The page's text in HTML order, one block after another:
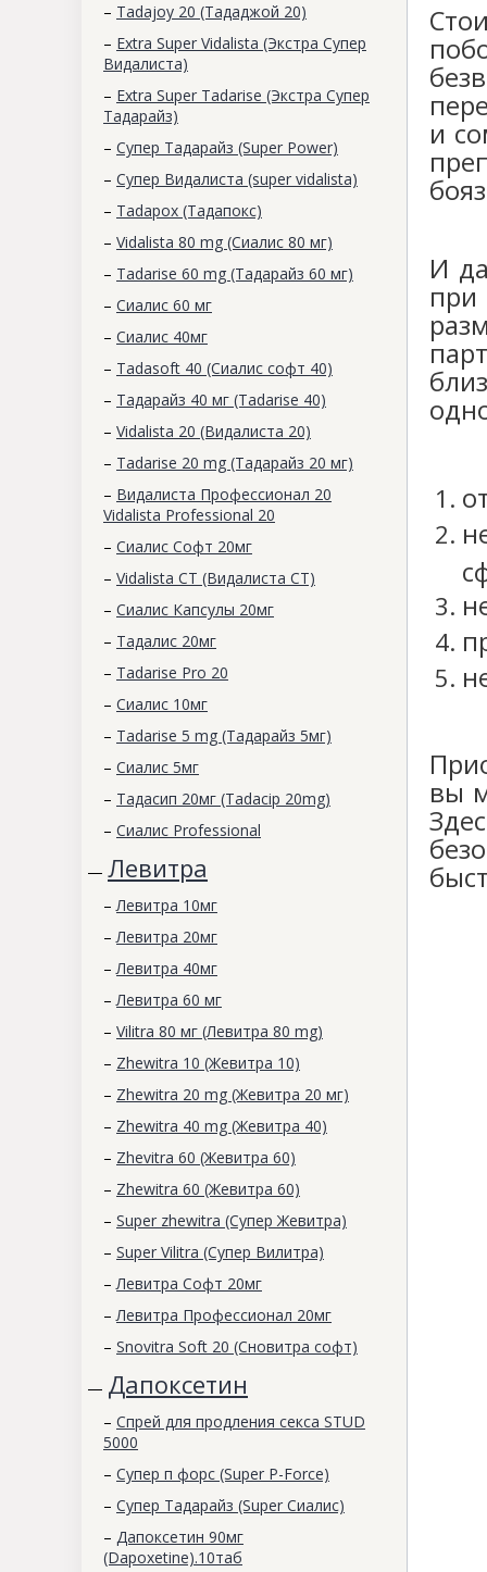
– Tadajoy 20 (Тададжой 20)
– Extra Super Vidalista (Экстра Супер
Видалиста)
– Extra Super Tadarise (Экстра Супер
Тадарайз)
– Супер Тадарайз (Super Power)
– Супер Видалиста (super vidalista)
– Tadapox (Тадапокс)
– Vidalista 80 mg (Сиалис 80 мг)
– Tadarise 60 mg (Тадарайз 60 мг)
– Сиалис 60 мг
– Cиалис 40мг
– Tadasoft 40 (Сиалис софт 40)
– Тадарайз 40 мг (Tadarise 40)
– Vidalista 20 (Видалиста 20)
– Tadarise 20 mg (Тадарайз 20 мг)
– Видалиста Профессионал 20
Vidalista Professional 20
– Сиалис Софт 20мг
– Vidalista CT (Видалиста СТ)
– Сиалис Капсулы 20мг
– Тадалис 20мг
– Tadarise Pro 20
– Сиалис 10мг
– Tadarise 5 mg (Тадарайз 5мг)
– Сиалис 5мг
– Тадасип 20мг (Tadacip 20mg)
– Сиалис Professional
— Левитра
– Левитра 10мг
– Левитра 20мг
– Левитра 40мг
– Левитра 60 мг
– Vilitra 80 мг (Левитра 80 mg)
– Zhewitra 10 (Жевитра 10)
– Zhewitra 20 mg (Жевитра 20 мг)
– Zhewitra 40 mg (Жевитра 40)
– Zhevitra 60 (Жевитра 60)
– Zhewitra 60 (Жевитра 60)
– Super zhewitra (Супер Жевитра)
– Super Vilitra (Супер Вилитра)
– Левитра Софт 20мг
– Левитра Профессионал 20мг
– Snovitra Soft 20 (Сновитра софт)
— Дапоксетин
– Спрей для продления секса STUD
5000
– Супер п форс (Super P-Force)
– Супер Тадарайз (Super Сиалис)
– Дапоксетин 90мг
(Dapoxetine).10таб
и
И
при
вы